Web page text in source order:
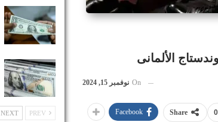
الألمانى
On نوفمبر 15, 2024
0
Share
Facebook
NEXT